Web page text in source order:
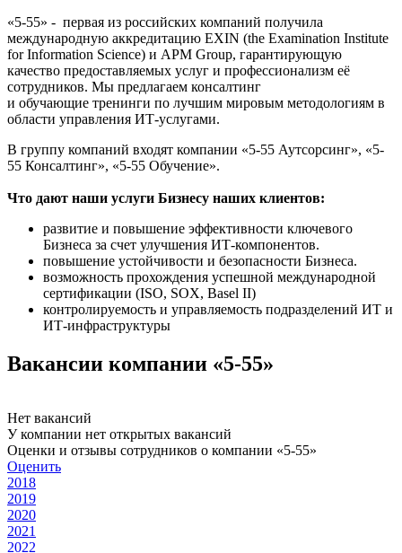
«5-55» - первая из российских компаний получила
международную аккредитацию EXIN (the Examination Institute
for Information Science) и APM Group, гарантирующую
качество предоставляемых услуг и профессионализм её
сотрудников. Мы предлагаем консалтинг
и обучающие тренинги по лучшим мировым методологиям в
области управления ИТ-услугами.
В группу компаний входят компании «5-55 Аутсорсинг», «5-
55 Консалтинг», «5-55 Обучение».
Что дают наши услуги Бизнесу наших клиентов:
развитие и повышение эффективности ключевого
Бизнеса за счет улучшения ИТ-компонентов.
повышение устойчивости и безопасности Бизнеса.
возможность прохождения успешной международной
сертификации (ISO, SOX, Basel II)
контролируемость и управляемость подразделений ИТ и
ИТ-инфраструктуры
Вакансии компании «5-55»
Нет вакансий
У компании нет открытых вакансий
Оценки и отзывы сотрудников о компании «5-55»
Оценить
2018
2019
2020
2021
2022